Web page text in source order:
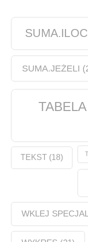
SUMA.JEŻELI
TEKST (18)
WKLEJ